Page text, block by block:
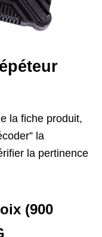
la fiche produit,
la
la pertinence
(900